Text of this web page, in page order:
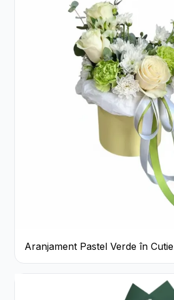
Aranjament Pastel Verde în Cutie
Galben Pal